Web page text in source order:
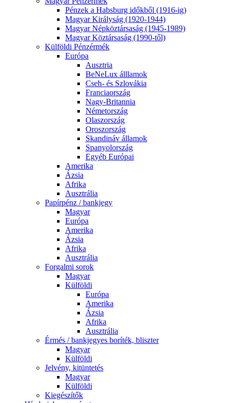
Pénzek a Habsburg időkből (1916-ig)
Magyar Királyság (1920-1944)
Magyar Népköztársaság (1945-1989)
Magyar Köztársaság (1990-től)
Külföldi Pénzérmék
Európa
Ausztria
BeNeLux álllamok
Cseh- és Szlovákia
Franciaország
Nagy-Britannia
Németország
Olaszország
Oroszország
Skandináv államok
Spanyolország
Egyéb Európai
Amerika
Ázsia
Afrika
Ausztrália
Papírpénz / bankjegy
Magyar
Európa
Amerika
Ázsia
Afrika
Ausztrália
Forgalmi sorok
Magyar
Külföldi
Európa
Amerika
Ázsia
Afrika
Ausztrália
Érmés / bankjegyes boríték, bliszter
Magyar
Külföldi
Jelvény, kitüntetés
Magyar
Külföldi
Kiegészítők